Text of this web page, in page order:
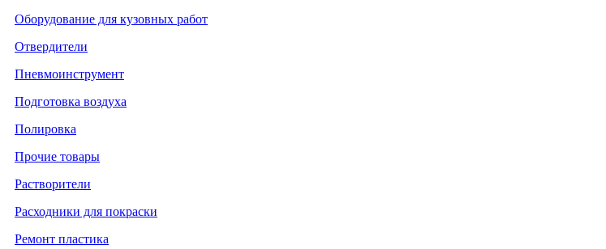
Оборудование для кузовных работ
Отвердители
Пневмоинструмент
Подготовка воздуха
Полировка
Прочие товары
Растворители
Расходники для покраски
Ремонт пластика